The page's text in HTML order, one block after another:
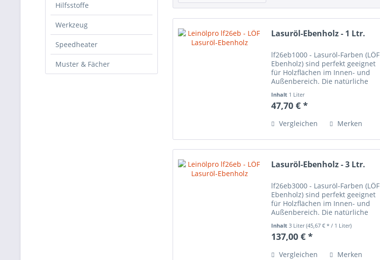
Hilfsstoffe
Werkzeug
Speedheater
Muster & Fächer
Lasuröl-Ebenholz - 1 Ltr.
lf26eb1000 - Lasuröl-Farben (LÖF
Ebenholz) sind perfekt geeignet
für Holzflächen im Innen- und
Außenbereich. Die natürliche
auch nach dem Anstrich der
Lasuröl-Farbe durch und wird
Inhalt 1 Liter
47,70 € *
Vergleichen Merken
Lasuröl-Ebenholz - 3 Ltr.
lf26eb3000 - Lasuröl-Farben (LÖF
Ebenholz) sind perfekt geeignet
für Holzflächen im Innen- und
Außenbereich. Die natürliche
auch nach dem Anstrich der
Lasuröl-Farbe durch und wird
Inhalt 3 Liter(45,67 € * / 1 Liter)
137,00 € *
Vergleichen Merken